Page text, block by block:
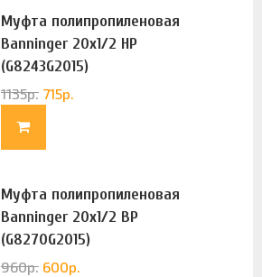
Муфта полипропиленовая
Banninger 20х1/2 НР
(G8243G2015)
1135р. 715р.
Муфта полипропиленовая
Banninger 20х1/2 ВР
(G8270G2015)
960р. 600р.